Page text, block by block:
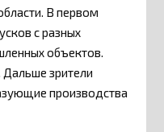
В первом
с разных
объектов.
зрители
производства